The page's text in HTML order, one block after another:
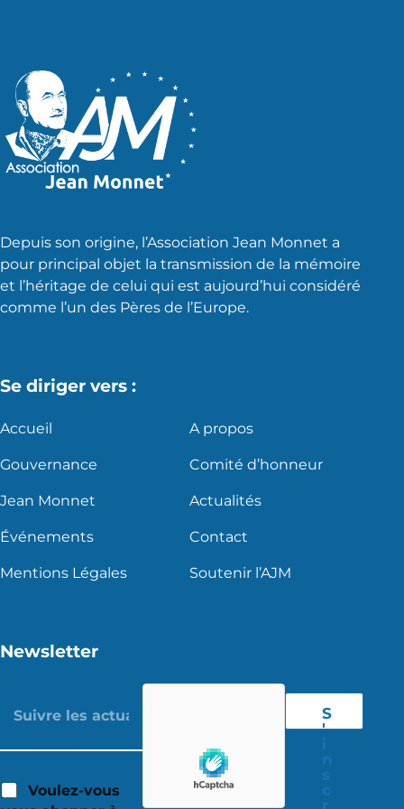
Depuis son origine, l’Association Jean Monnet a
pour principal objet la transmission de la mémoire
et l’héritage de celui qui est aujourd’hui considéré
comme l’un des Pères de l’Europe.
Se diriger vers :
Accueil A propos
Gouvernance Comité d’honneur
Jean Monnet Actualités
Événements Contact
Mentions Légales Soutenir l’AJM
Newsletter
Voulez-vous
S
'